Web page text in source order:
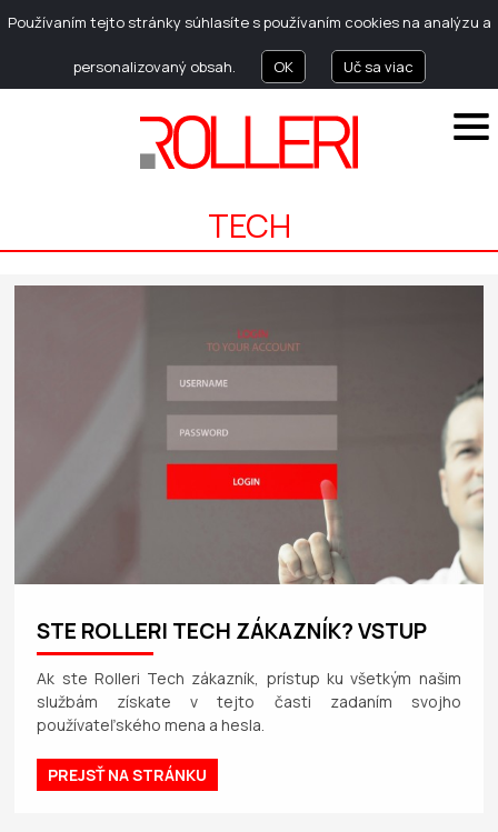
Používaním tejto stránky súhlasíte s používaním cookies na analýzu a
personalizovaný obsah. OK Uč sa viac
TECH
STE ROLLERI TECH ZÁKAZNÍK? VSTUP
Ak ste Rolleri Tech zákazník, prístup ku všetkým našim
službám získate v tejto časti zadaním svojho
používateľského mena a hesla.
PREJSŤ NA STRÁNKU